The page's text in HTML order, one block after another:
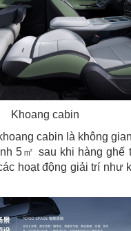
Khoang cabin
cabin là không
5㎡ sau khi hàng ghế
hoạt động giải trí như